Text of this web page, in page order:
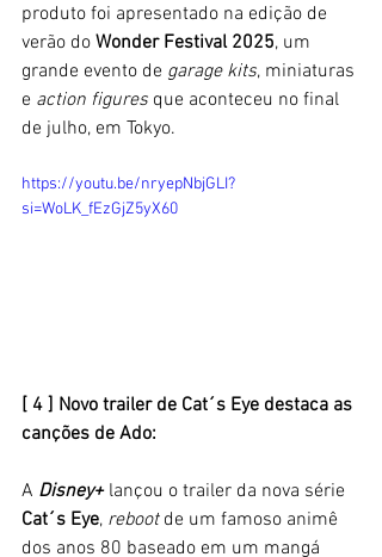
produto foi apresentado na edição de
verão do Wonder Festival 2025, um
grande evento de garage kits, miniaturas
e action figures que aconteceu no final
de julho, em Tokyo.
https://youtu.be/nryepNbjGLI?
si=WoLK_fEzGjZ5yX60
[ 4 ] Novo trailer de Cat´s Eye destaca as
canções de Ado:
A Disney+ lançou o trailer da nova série
Cat´s Eye, reboot de um famoso animê
dos anos 80 baseado em um mangá